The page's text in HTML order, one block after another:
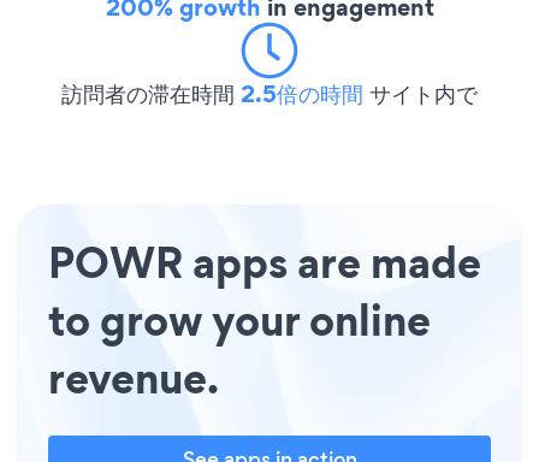
訪問者の滞在時間 2.5倍の時間 サイト内で
POWR apps are made
to grow your online
revenue.